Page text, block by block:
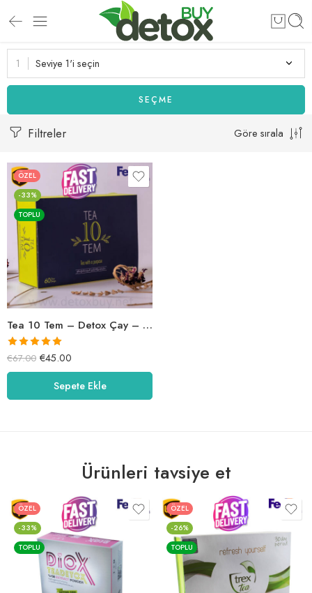
Seviye 1'i seçin
SEÇME
Filtreler Göre sırala
ÖZEL
-33%
TOPLU
Tea 10 Tem – Detox Çay – Tea10Tea
5 üzerinden
5.00oy aldı
€67.00 €45.00
Sepete Ekle
Ürünleri tavsiye et
ÖZEL
-33%
TOPLU
ÖZEL
-26%
TOPLU